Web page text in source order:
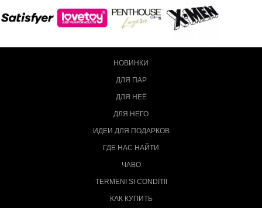
НОВИНКИ
ДЛЯ ПАР
ДЛЯ НЕЁ
ДЛЯ НЕГО
ИДЕИ ДЛЯ ПОДАРКОВ
ГДЕ НАС НАЙТИ
ЧАВО
TERMENI SI CONDITII
КАК КУПИТЬ